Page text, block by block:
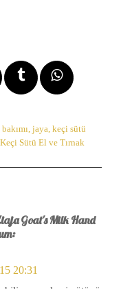
, jaya, keçi sütü
Sütü El ve Tırnak
Goat's Milk Hand
20:31